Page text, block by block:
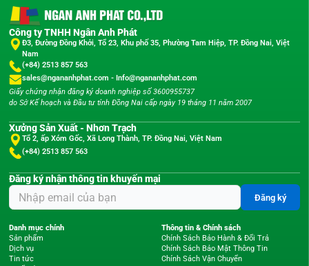
Công ty TNHH Ngân Anh Phát
Đ3, Đường Đồng Khởi, Tổ 23, Khu phố 35, Phường Tam Hiệp, TP. Đồng Nai, Việt
Nam
(+84) 2513 857 563
sales@ngananhphat.com - Info@ngananhphat.com
Giấy chứng nhận đăng ký doanh nghiệp số 3600955737
do Sở Kế hoạch và Đầu tư tỉnh Đồng Nai cấp ngày 19 tháng 11 năm 2007
Xưởng Sản Xuất - Nhơn Trạch
Tổ 2, ấp Xóm Gốc, Xã Long Thành, TP. Đồng Nai, Việt Nam
(+84) 2513 857 563
Đăng ký nhận thông tin khuyến mại
Đăng ký
Danh mục chính
Sản phẩm
Dịch vụ
Tin tức
Thông tin & Chính sách
Chính Sách Bảo Hành & Đổi Trả
Chính Sách Bảo Mật Thông Tin
Chính Sách Vận Chuyển